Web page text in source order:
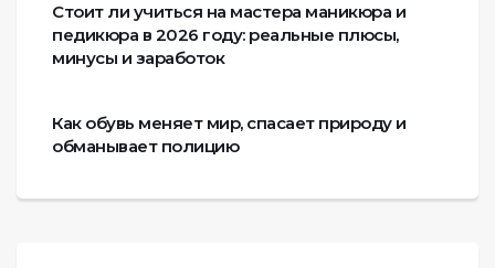
Стоит ли учиться на мастера маникюра и
педикюра в 2026 году: реальные плюсы,
минусы и заработок
Как обувь меняет мир, спасает природу и
обманывает полицию